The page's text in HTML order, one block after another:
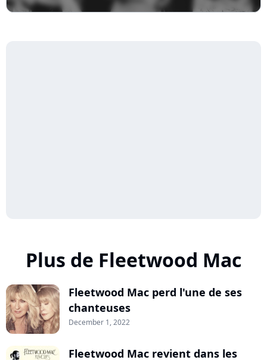
Plus de Fleetwood Mac
Fleetwood Mac perd l'une de ses
chanteuses
December 1, 2022
Fleetwood Mac revient dans les